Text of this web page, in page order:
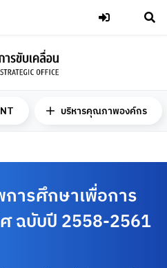
บริหารคุณภาพองค์กร
ารศึกษาเพื่อการ
ศ ฉบับปี 2558-2561